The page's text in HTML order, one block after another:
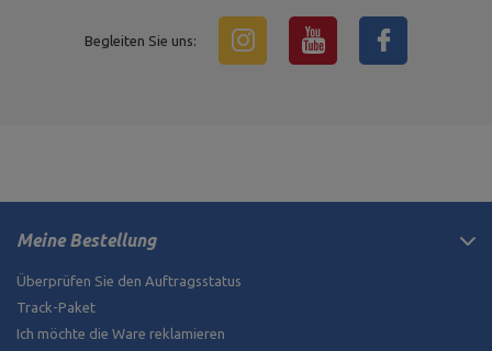
Begleiten Sie uns:
Meine Bestellung
Überprüfen Sie den Auftragsstatus
Track-Paket
Ich möchte die Ware reklamieren